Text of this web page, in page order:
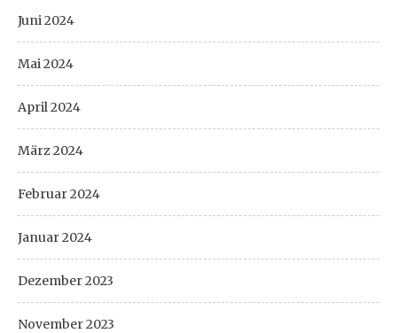
Juni 2024
Mai 2024
April 2024
März 2024
Februar 2024
Januar 2024
Dezember 2023
November 2023